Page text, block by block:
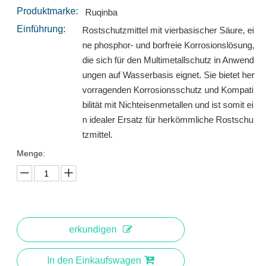
Produktmarke:
Ruqinba
Einführung:
Rostschutzmittel mit vierbasischer Säure, ei
ne phosphor- und borfreie Korrosionslösung,
die sich für den Multimetallschutz in Anwend
ungen auf Wasserbasis eignet. Sie bietet her
vorragenden Korrosionsschutz und Kompati
bilität mit Nichteisenmetallen und ist somit ei
n idealer Ersatz für herkömmliche Rostschu
tzmittel.
Menge:
erkundigen
In den Einkaufswagen